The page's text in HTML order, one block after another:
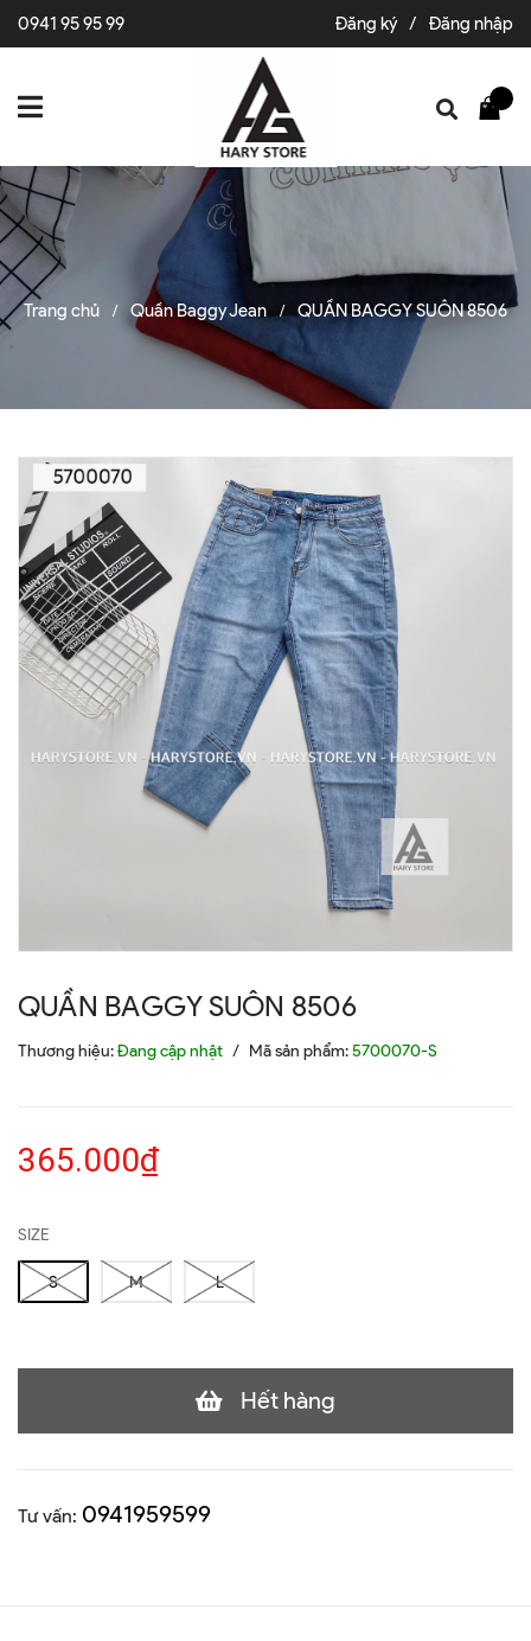
0941 95 95 99 Đăng ký / Đăng nhập
Trang chủ / Quần Baggy Jean / QUẦN BAGGY SUÔN 8506
QUẦN BAGGY SUÔN 8506
Thương hiệu:Đang cập nhật / Mã sản phẩm:5700070-S
365.000₫
SIZE
S M L
Hết hàng
Tư vấn: 0941959599